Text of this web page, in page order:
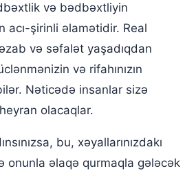
və bədbəxtliyin
acı-şirinli əlamətidir. Real
və səfalət yaşadıqdan
və rifahınızın
Nəticədə insanlar sizə
olacaqlar.
bu, xəyallarınızdakı
onunla əlaqə qurmaqla gələcək